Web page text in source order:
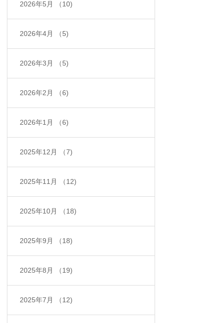
2026年5月 （10)
2026年4月 （5)
2026年3月 （5)
2026年2月 （6)
2026年1月 （6)
2025年12月 （7)
2025年11月 （12)
2025年10月 （18)
2025年9月 （18)
2025年8月 （19)
2025年7月 （12)